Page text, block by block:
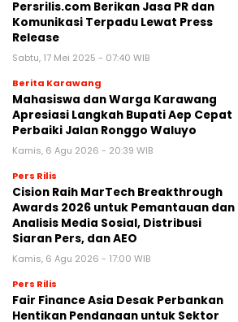
Persrilis.com Berikan Jasa PR dan
Komunikasi Terpadu Lewat Press
Release
Sabtu, 17 Mei 2025 - 07:40 WIB
Berita Karawang
Mahasiswa dan Warga Karawang
Apresiasi Langkah Bupati Aep Cepat
Perbaiki Jalan Ronggo Waluyo
Kamis, 6 Agu 2026 - 20:39 WIB
Pers Rilis
Cision Raih MarTech Breakthrough
Awards 2026 untuk Pemantauan dan
Analisis Media Sosial, Distribusi
Siaran Pers, dan AEO
Kamis, 6 Agu 2026 - 17:00 WIB
Pers Rilis
Fair Finance Asia Desak Perbankan
Hentikan Pendanaan untuk Sektor